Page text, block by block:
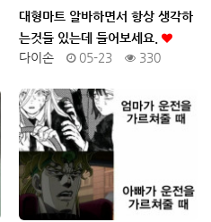
대형마트 알바하면서 항상 생각하
는것들 있는데 들어보세요.
다이손
05-23 330